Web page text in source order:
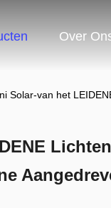
Over
Solar-van het